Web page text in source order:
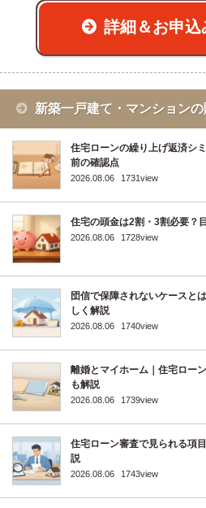
詳細＆お申込
新築一戸建て・マンション
住宅ローンの繰り上げ返済シ
前の確認点
2026.08.06 1731view
住宅の頭金は2割・3割必要？
2026.08.06 1728view
団信で保障されないケースと
しく解説
2026.08.06 1740view
離婚とマイホーム｜住宅ロー
も解説
2026.08.06 1739view
住宅ローン審査で見られる項
説
2026.08.06 1743view